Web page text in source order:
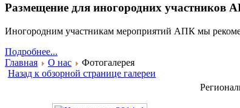
Размещение для иногородних участников
Иногородним участникам мероприятий АПК мы
Подробнее...
Главная
О нас
Фотогалерея
Назад к обзорной странице галереи